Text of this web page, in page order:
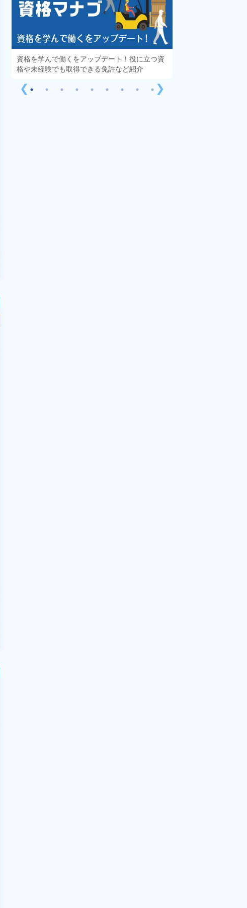
❮
資格を学んで働くをアップデート！役に立つ資
格や未経験でも取得できる免許など紹介
❯